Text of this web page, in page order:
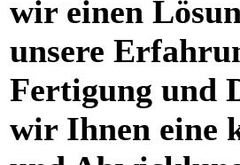
wir einen
unsere
Fertigung und
wir Ihnen eine